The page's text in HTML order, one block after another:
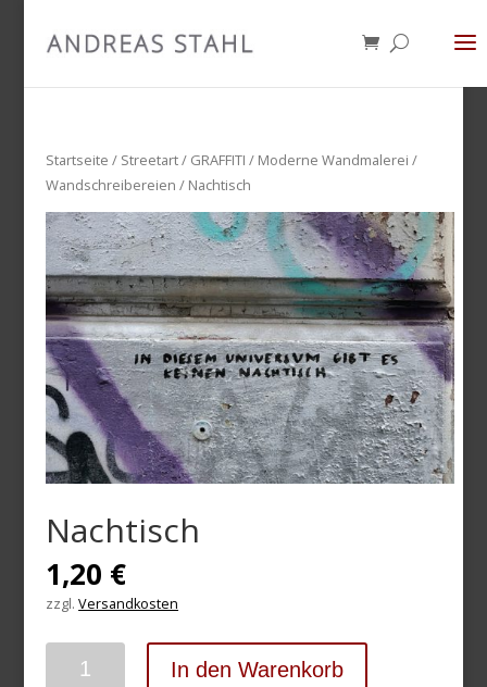
Startseite / Streetart/ GRAFFITI / Moderne Wandmalerei /
Wandschreibereien / Nachtisch
Nachtisch
1,20 €
zzgl.Versandkosten
In den Warenkorb